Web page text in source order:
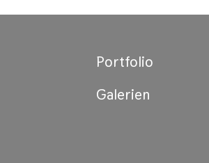
Portfolio
Galerien